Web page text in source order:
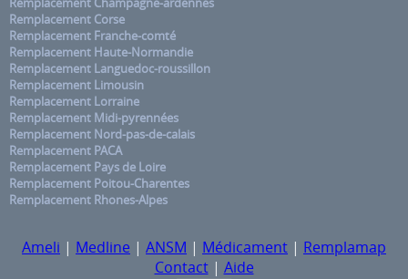
Remplacement Corse
Remplacement Franche-comté
Remplacement Haute-Normandie
Remplacement Languedoc-roussillon
Remplacement Limousin
Remplacement Lorraine
Remplacement Midi-pyrennées
Remplacement Nord-pas-de-calais
Remplacement PACA
Remplacement Pays de Loire
Remplacement Poitou-Charentes
Remplacement Rhones-Alpes
Ameli | Medline | ANSM | Médicament | Remplamap
Contact| Aide